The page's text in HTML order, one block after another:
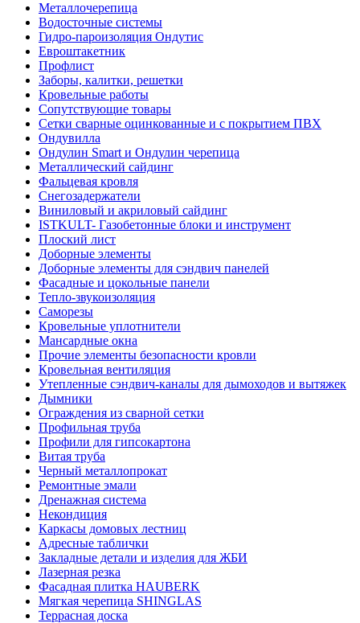
Металлочерепица
Водосточные системы
Гидро-пароизоляция Ондутис
Евроштакетник
Профлист
Заборы, калитки, решетки
Кровельные работы
Сопутствующие товары
Сетки сварные оцинкованные и с покрытием ПВХ
Ондувилла
Ондулин Smart и Ондулин черепица
Металлический сайдинг
Фальцевая кровля
Снегозадержатели
Виниловый и акриловый сайдинг
ISTKULT- Газобетонные блоки и инструмент
Плоский лист
Доборные элементы
Доборные элементы для сэндвич панелей
Фасадные и цокольные панели
Тепло-звукоизоляция
Саморезы
Кровельные уплотнители
Мансардные окна
Прочие элементы безопасности кровли
Кровельная вентиляция
Утепленные сэндвич-каналы для дымоходов и вытяжек
Дымники
Ограждения из сварной сетки
Профильная труба
Профили для гипсокартона
Витая труба
Черный металлопрокат
Ремонтные эмали
Дренажная система
Некондиция
Каркасы домовых лестниц
Адресные таблички
Закладные детали и изделия для ЖБИ
Лазерная резка
Фасадная плитка HAUBERK
Мягкая черепица SHINGLAS
Террасная доска